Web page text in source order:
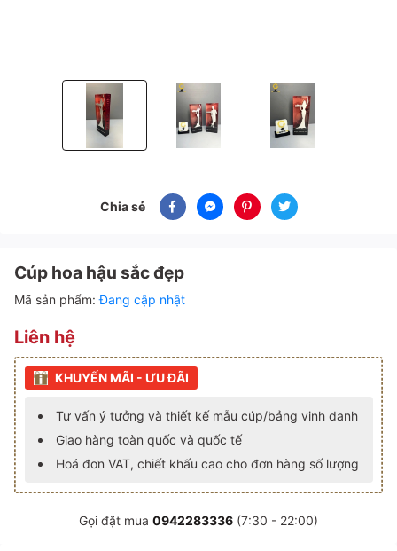
Cúp hoa hậu sắc đẹpCúp hoa hậu sắc đẹpCúp hoa hậu sắc đẹp
Chia sẻ
Cúp hoa hậu sắc đẹp
Mã sản phẩm:Đang cập nhật
Liên hệ
KHUYẾN MÃI - ƯU ĐÃI
Tư vấn ý tưởng và thiết kế mẫu cúp/bảng vinh danh
Giao hàng toàn quốc và quốc tế
Hoá đơn VAT, chiết khấu cao cho đơn hàng số lượng
Gọi đặt mua 0942283336 (7:30 - 22:00)